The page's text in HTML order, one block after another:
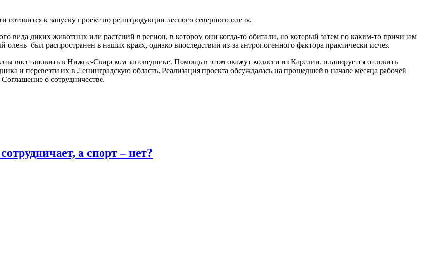
готовится к запуску проект по реинтродукции лесного северного оленя.
вида диких животных или растений в регион, в котором они когда-то обитали, но который затем по каким-то причинам
был распространен в наших краях, однако впоследствии из-за антропогенного фактора практически исчез.
восстановить в Нижне-Свирском заповеднике. Помощь в этом окажут коллеги из Карелии: планируется отловить
и перевезти их в Ленинградскую область. Реализация проекта обсуждалась на прошедшей в начале месяца рабочей
о сотрудничестве.
а спорт – нет?